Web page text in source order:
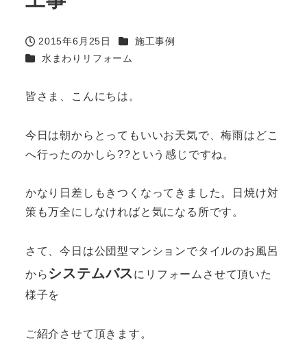
投稿日
2015年6月25日 カテゴリー
施工事例
カテゴリー
水まわりリフォーム
皆さま、こんにちは。
今日は朝からとってもいいお天気で、梅雨はどこ
へ行ったのかしら??という感じですね。
かなり日差しもきつくなってきました。日焼け対
策も万全にしなければと気になる所です。
さて、今日は公団型マンションでタイルのお風呂
から システムバス にリフォームさせて頂いた
様子を
ご紹介させて頂きます。